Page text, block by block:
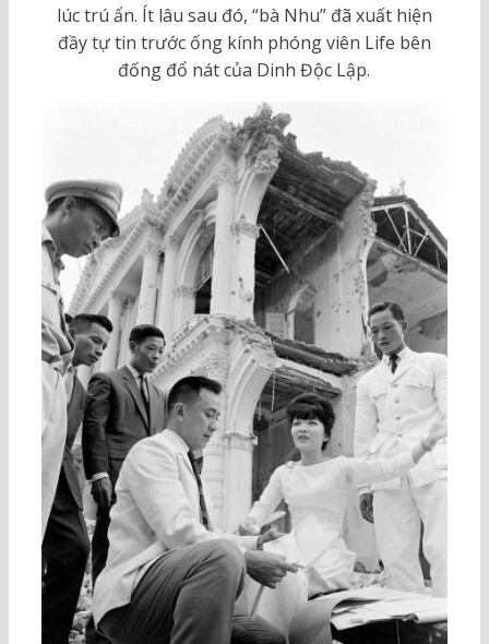
lúc trú ẩn. Ít lâu sau đó, “bà Nhu” đã xuất hiện
đầy tự tin trước ống kính phóng viên Life bên
đống đổ nát của Dinh Độc Lập.